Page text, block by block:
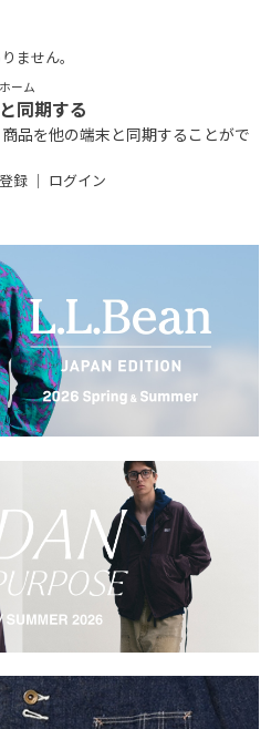
ません。
ホーム
同期する
品を他の端末と同期することがで
録｜ ログイン